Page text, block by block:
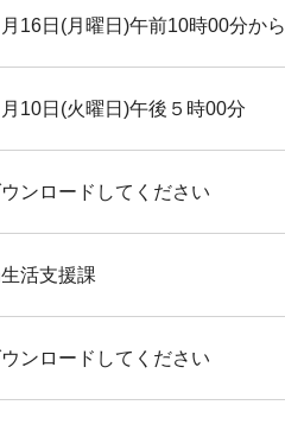
16日(月曜日)午前10時00分から
10日(火曜日)午後５時00分
ンロードしてください
活支援課
ンロードしてください